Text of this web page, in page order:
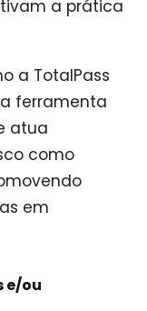
a prática
a TotalPass
ferramenta
atua
como
em
e/ou